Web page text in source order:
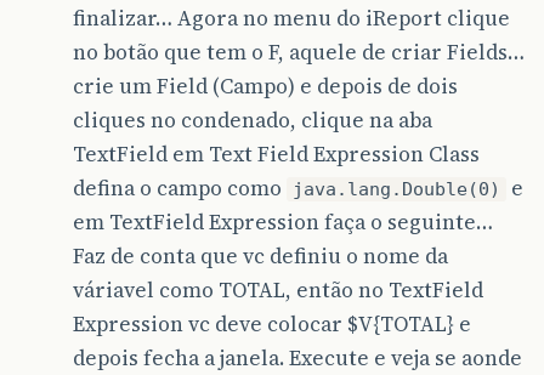
finalizar… Agora no menu do iReport clique
no botão que tem o F, aquele de criar Fields…
crie um Field (Campo) e depois de dois
cliques no condenado, clique na aba
TextField em Text Field Expression Class
defina o campo como
java.lang.Double(0)
e
em TextField Expression faça o seguinte…
Faz de conta que vc definiu o nome da
váriavel como TOTAL, então no TextField
Expression vc deve colocar $V{TOTAL} e
depois fecha a janela. Execute e veja se aonde